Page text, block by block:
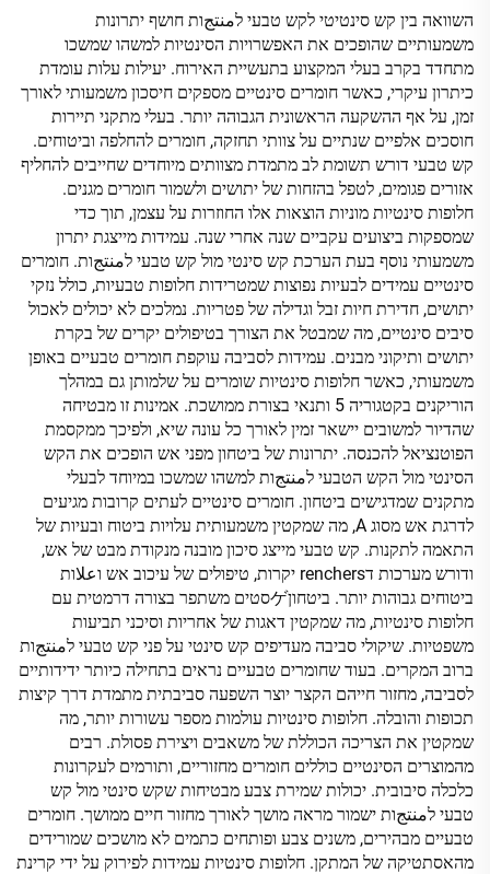
השוואה בין קש סינטיטי לקש טבעי לمنتجות חושף יתרונות
משמעותיים שהופכים את האפשרויות הסינטיות למשהו שמשכו
מתחדד בקרב בעלי המקצוע בתעשיית האירוח. יעילות עלות עומדת
כיתרון עיקרי, כאשר חומרים סינטיים מספקים חיסכון משמעותי לאורך
זמן, על אף ההשקעה הראשונית הגבוהה יותר. בעלי מתקני תיירות
חוסכים אלפיים שנתיים על צוותי תחזקה, חומרים להחלפה וביטוחים.
קש טבעי דורש תשומת לב מתמדת מצוותים מיוחדים שחייבים להחליף
אזורים פגומים, לטפל בהזחות של יתושים ולשמור חומרים מגנים.
חלופות סינטיות מוניות הוצאות אלו החוזרות על עצמן, תוך כדי
שמספקות ביצועים עקביים שנה אחרי שנה. עמידות מייצגת יתרון
משמעותי נוסף בעת הערכת קש סינטי מול קש טבעי לمنتجות. חומרים
סינטיים עמידים לבעיות נפוצות שמטרידות חלופות טבעיות, כולל נזקי
יתושים, חדירת חיות זבל וגדילה של פטריות. נמלכים לא יכולים לאכול
סיבים סינטיים, מה שמבטל את הצורך בטיפולים יקרים של בקרת
יתושים ותיקוני מבנים. עמידות לסביבה עוקפת חומרים טבעיים באופן
משמעותי, כאשר חלופות סינטיות שומרים על שלמותן גם במהלך
הוריקנים בקטגוריה 5 ותנאי בצורת ממושכת. אמינות זו מבטיחה
שהדיור למשובים יישאר זמין לאורך כל עונה שיא, ולפיכך ממקסמת
הפוטנציאל להכנסה. יתרונות של ביטחון מפני אש הופכים את הקש
הסינטי מול הקש הטבעי לمنتجות למשהו שמשכו במיוחד לבעלי
מתקנים שמדגישים ביטחון. חומרים סינטיים לעתים קרובות מגיעים
לדרגת אש מסוג A, מה שמקטין משמעותית עלויות ביטוח ובעיות של
התאמה לתקנות. קש טבעי מייצג סיכון מובנה מנקודת מבט של אש,
ודורש מערכות דrenchers יקרות, טיפולים של עיכוב אש וعلاות
ביטוחים גבוהות יותר. ביטחוןゲסטים משתפר בצורה דרמטית עם
חלופות סינטיות, מה שמקטין דאגות של אחריות וסיכני תביעות
משפטיות. שיקולי סביבה מעדיפים קש סינטי על פני קש טבעי לمنتجות
ברוב המקרים. בעוד שחומרים טבעיים נראים בתחילה כיותר ידידותיים
לסביבה, מחזור חייהם הקצר יוצר השפעה סביבתית מתמדת דרך קיצות
תכופות והובלה. חלופות סינטיות עולמות מספר עשורות יותר, מה
שמקטין את הצריכה הכוללת של משאבים ויצירת פסולת. רבים
מהמוצרים הסינטיים כוללים חומרים מחזוריים, ותורמים לעקרונות
כלכלה סיבובית. יכולות שמירת צבע מבטיחות שקש סינטי מול קש
טבעי לمنتجות ישמור מראה מושך לאורך מחזור חיים ממושך. חומרים
טבעיים מבהירים, משנים צבע ופותחים כתמים לא מושכים שמורידים
מהאסתטיקה של המתקן. חלופות סינטיות עמידות לפירוק על ידי קרינת